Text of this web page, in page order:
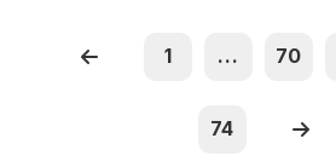
1 ... 70
74